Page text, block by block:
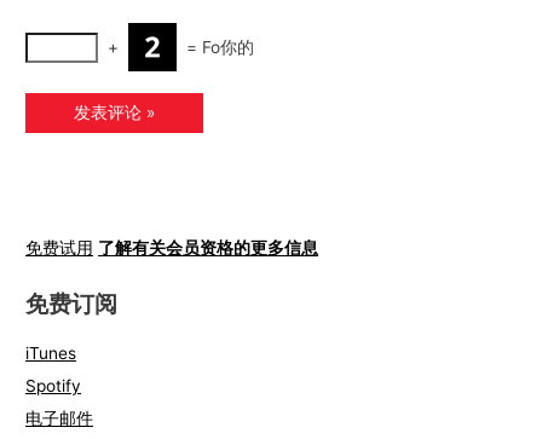
+ = Fo你的
免费试用 了解有关会员资格的更多信息
免费订阅
iTunes
Spotify
电子邮件